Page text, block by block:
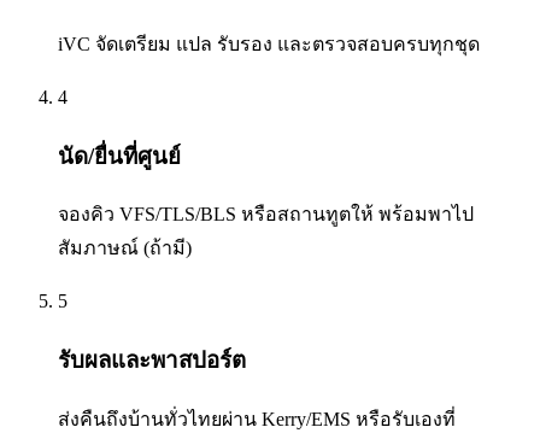
iVC จัดเตรียม แปล รับรอง และตรวจสอบครบทุกชุด
4
นัด/ยื่นที่ศูนย์
จองคิว VFS/TLS/BLS หรือสถานทูตให้ พร้อมพาไป
สัมภาษณ์ (ถ้ามี)
5
รับผลและพาสปอร์ต
ส่งคืนถึงบ้านทั่วไทยผ่าน Kerry/EMS หรือรับเองที่